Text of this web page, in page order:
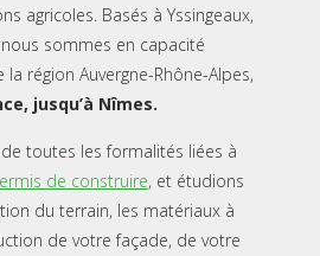
agricoles. Basés à Yssingeaux,
sommes en capacité
région Auvergne-Rhône-Alpes,
jusqu’à Nîmes.
toutes les formalités liées à
de construire, et étudions
du terrain, les matériaux à
de votre façade, de votre